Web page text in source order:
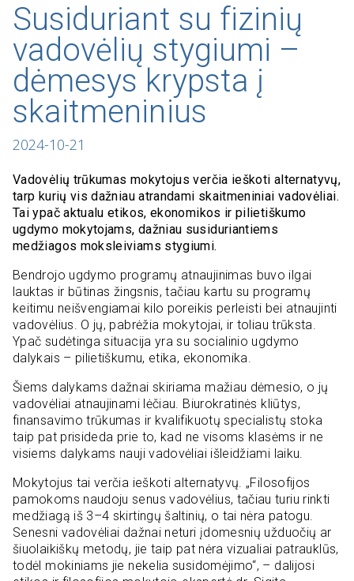
Susiduriant su fizinių
vadovėlių stygiumi –
dėmesys krypsta į
skaitmeninius
2024-10-21
Vadovėlių trūkumas mokytojus verčia ieškoti alternatyvų,
tarp kurių vis dažniau atrandami skaitmeniniai vadovėliai.
Tai ypač aktualu etikos, ekonomikos ir pilietiškumo
ugdymo mokytojams, dažniau susiduriantiems
medžiagos moksleiviams stygiumi.
Bendrojo ugdymo programų atnaujinimas buvo ilgai
lauktas ir būtinas žingsnis, tačiau kartu su programų
keitimu neišvengiamai kilo poreikis perleisti bei atnaujinti
vadovėlius. O jų, pabrėžia mokytojai, ir toliau trūksta.
Ypač sudėtinga situacija yra su socialinio ugdymo
dalykais – pilietiškumu, etika, ekonomika.
Šiems dalykams dažnai skiriama mažiau dėmesio, o jų
vadovėliai atnaujinami lėčiau. Biurokratinės kliūtys,
finansavimo trūkumas ir kvalifikuotų specialistų stoka
taip pat prisideda prie to, kad ne visoms klasėms ir ne
visiems dalykams nauji vadovėliai išleidžiami laiku.
Mokytojus tai verčia ieškoti alternatyvų. „Filosofijos
pamokoms naudoju senus vadovėlius, tačiau turiu rinkti
medžiagą iš 3–4 skirtingų šaltinių, o tai nėra patogu.
Senesni vadovėliai dažnai neturi įdomesnių užduočių ar
šiuolaikiškų metodų, jie taip pat nėra vizualiai patrauklūs,
todėl mokiniams jie nekelia susidomėjimo“, – dalijosi